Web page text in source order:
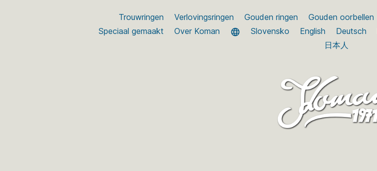
Trouwringen Verlovingsringen Gouden ringen Gouden oorbellen
Speciaal gemaakt
Over Koman Slovensko English Deutsch
日本人